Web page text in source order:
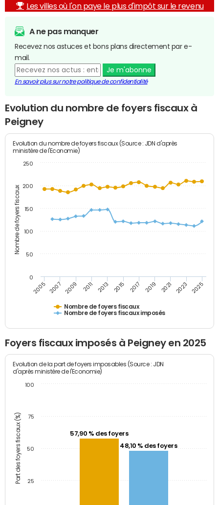
Les villes où l'on paye le plus d'impôt sur le revenu
A ne pas manquer
Recevez nos astuces et bons plans directement par e-
mail.
Je m'abonne
En savoir plus sur notre politique de confidentialité
Evolution du nombre de foyers fiscaux à
Peigney
Nombre de foyers fiscaux
Evolution du nombre de foyers fiscaux (Source : JDN d'après
ministère de l'Economie)
Nombre de foyers fiscaux
Nombre de foyers fiscaux imposés
2005 2007 2009 2011 2013 2015 2017 2019 2021 2023 2025
0
50
100
150
200
250
Foyers fiscaux imposés à Peigney en 2025
Part des foyers fiscaux (%)
Evolution de la part de foyers imposables (Source : JDN
d'après ministère de l'Economie)
57,90 % des foyers
48,10 % des foyers
25
50
75
100